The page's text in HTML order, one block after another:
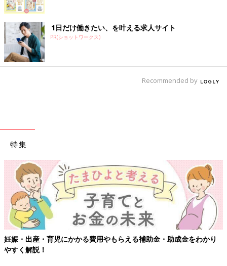
1日だけ働きたい、を叶える求人サイト
PR(ショットワークス)
Recommended by
特集
【ワクチン接種できるものも】妊婦の感染症対策、知っておいて！